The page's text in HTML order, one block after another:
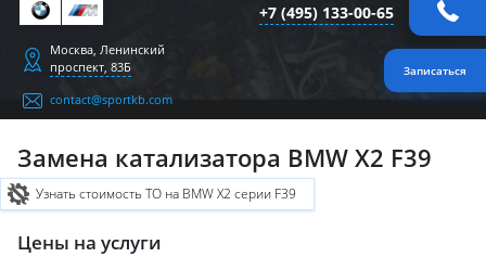
Серия X4 X6 СерияZ4 СерияM
+7 (495) 133-00-65
Записаться
Москва, Ленинский
проспект, 83Б
contact@sportkb.com
Замена катализатора BMW X2 F39
Узнать стоимость ТО на BMW X2 серии F39
Цены на услуги